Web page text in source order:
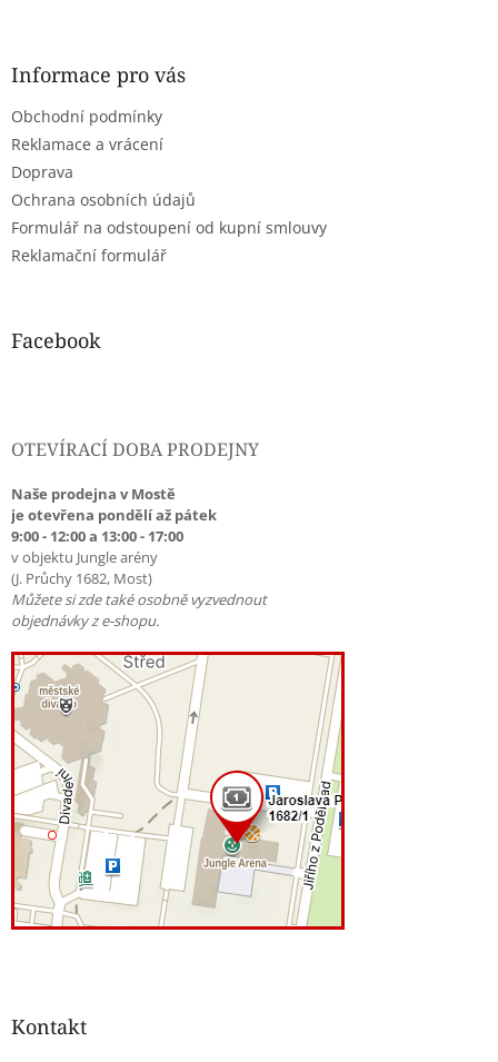
Informace pro vás
Obchodní podmínky
Reklamace a vrácení
Doprava
Ochrana osobních údajů
Formulář na odstoupení od kupní smlouvy
Reklamační formulář
Facebook
OTEVÍRACÍ DOBA PRODEJNY
Naše prodejna v Mostě
je otevřena pondělí až pátek
9:00 - 12:00 a 13:00 - 17:00
v objektu Jungle arény
(J. Průchy 1682, Most)
Můžete si zde také osobně vyzvednout
objednávky z e-shopu.
Kontakt